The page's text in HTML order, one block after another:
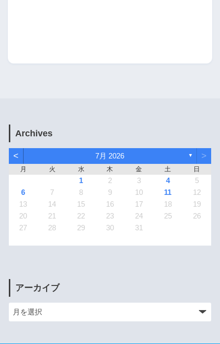
Archives
< 7月 2026 ▼ >
月 火 水 木 金 土 日
1 2 3 4
5
6
7 8 9 10 11
12
13
14 15 16 17 18
19
20
21 22 23 24 25
26
27
28 29 30 31
アーカイブ